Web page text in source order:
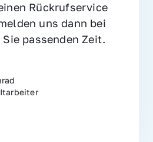
Rückrufservice
uns dann bei
passenden Zeit.